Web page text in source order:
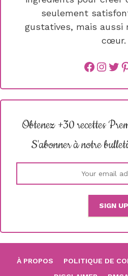
seulement
gustatives, mais aussi
cœur.
Obtenez +30 recettes
S'abonner à notre
À PROPOS POLITIQUE DE